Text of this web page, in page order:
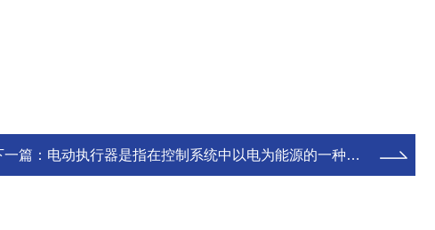
一篇： 电动执行器是指在控制系统中以电为能源的一种执行器